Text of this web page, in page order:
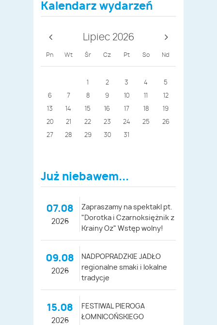
Kalendarz wydarzeń
Lipiec 2026
Pn Wt Śr Cz Pt So Nd
1 2 3 4 5
6 7 8 9 10 11 12
13 14 15 16 17 18 19
20 21 22 23 24 25 26
27 28 29 30 31
Już niebawem...
07.08
2026
Zapraszamy na spektakl pt.
"Dorotka i Czarnoksiężnik z
Krainy Oz" Wstęp wolny!
09.08
2026
NADPOPRADZKIE JADŁO
regionalne smaki i lokalne
tradycje
15.08
2026
FESTIWAL PIEROGA
ŁOMNICOŃSKIEGO